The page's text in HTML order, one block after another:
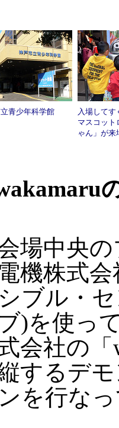
青少年科学館
入場してす
マスコット
ゃん」が来
場中央の
機株式
ブル・
)を使っ
会社の「
するデ
を行な